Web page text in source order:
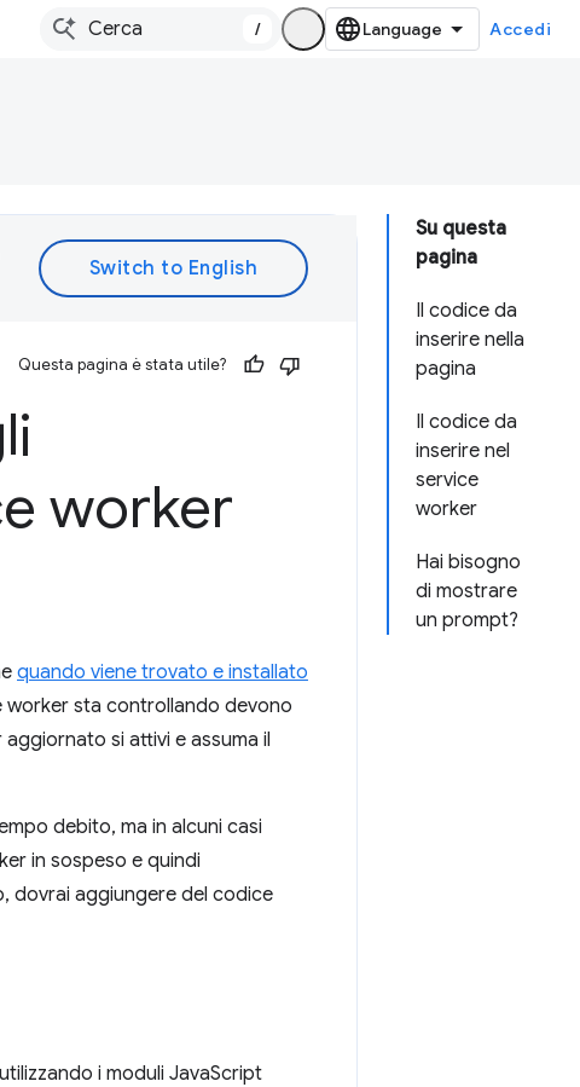
/ Accedi
Su questa
pagina
Il codice da
inserire nella
pagina
Il codice da
inserire nel
service
worker
Hai bisogno
di mostrare
un prompt?
Questa pagina è stata utile?
worker
quando viene trovato e installato
worker sta controllando devono
si attivi e assuma il
debito, ma in alcuni casi
in sospeso e quindi
dovrai aggiungere del codice
i moduli JavaScript